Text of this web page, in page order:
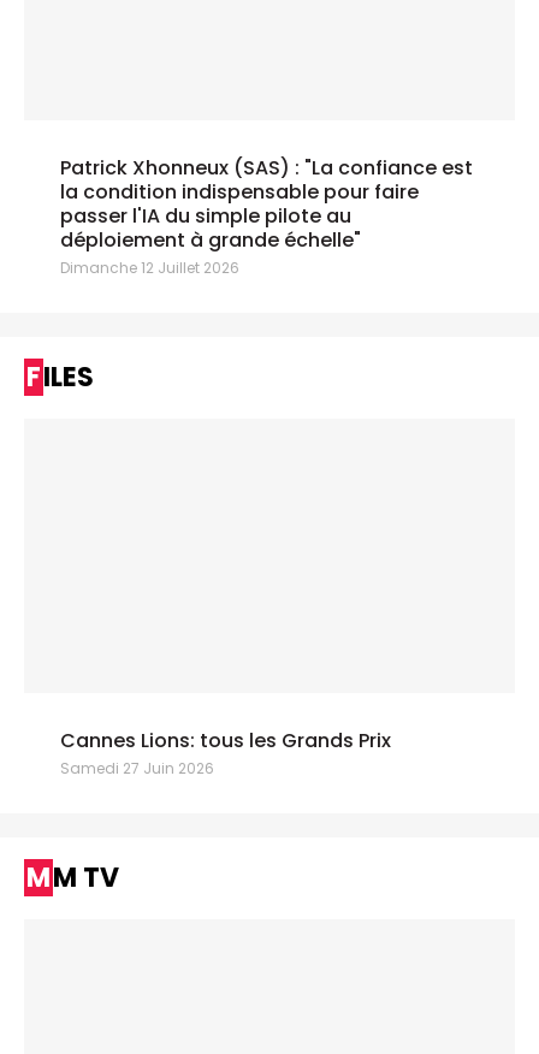
Patrick Xhonneux (SAS) : "La confiance est
la condition indispensable pour faire
passer l'IA du simple pilote au
déploiement à grande échelle"
Dimanche 12 Juillet 2026
FILES
Cannes Lions: tous les Grands Prix
Samedi 27 Juin 2026
MM TV